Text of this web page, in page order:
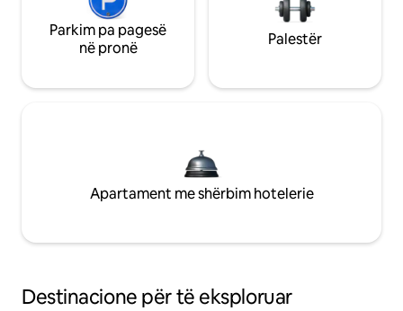
Parkim pa pagesë
në pronë
Palestër
Apartament me shërbim hotelerie
Destinacione për të eksploruar